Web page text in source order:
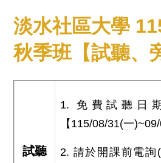
淡水社區大學
秋季班【試聽、
試聽
1. 免費試聽日
【115/08/31(一)~09/
2. 請於開課前電詢